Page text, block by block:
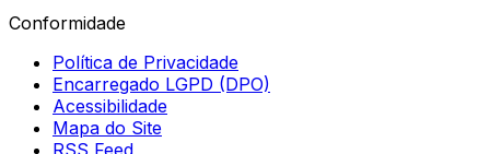
Conformidade
Política de Privacidade
Encarregado LGPD (DPO)
Acessibilidade
Mapa do Site
RSS Feed